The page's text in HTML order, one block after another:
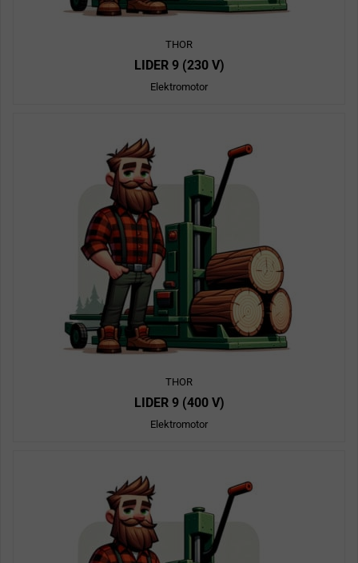
THOR
LIDER 9 (230 V)
Elektromotor
THOR
LIDER 9 (400 V)
Elektromotor